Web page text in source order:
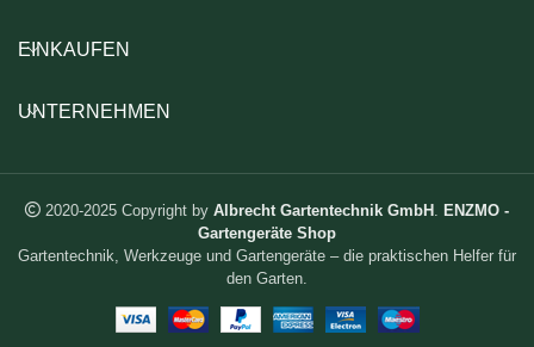
EINKAUFEN
UNTERNEHMEN
2020-2025 Copyright by Albrecht Gartentechnik GmbH ENZMO -
Gartengeräte Shop
Gartentechnik, Werkzeuge und Gartengeräte – die praktischen Helfer für
den Garten.